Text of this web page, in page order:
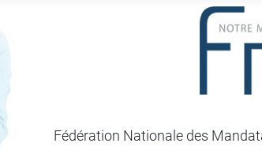
Fédération Nationale des